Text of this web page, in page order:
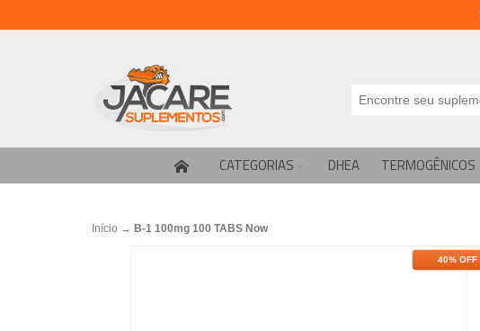
CATEGORIAS DHEA TERMOGÊNICOS
Início → B-1 100mg 100 TABS Now
40% OFF